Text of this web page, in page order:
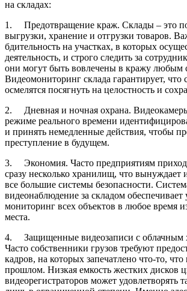
на складах:
1.
Предотвращение краж. Склады – это
выгрузки, хранение и отгрузки товаров.
бдительность на участках, в которых
деятельность, и строго следить за
они могут быть вовлечены в кражу любым
Видеомониторинг склада гарантирует, что
осмелятся посягнуть на целостность и
2.
Дневная и ночная охрана.
режиме реального времени
и принять немедленные действия, чтобы
преступление в будущем.
3.
Экономия. Часто предприятиям
сразу несколько хранилищ, что вынуждает
все большие системы безопасности.
видеонаблюдение за складом обеспечивает
мониторинг всех объектов в любое время
места.
4.
Защищенные видеозаписи с облачным
Часто собственники грузов требуют
кадров, на которых запечатлено что-то,
прошлом. Низкая емкость жестких дисков
видеорегистраторов может удовлетворять